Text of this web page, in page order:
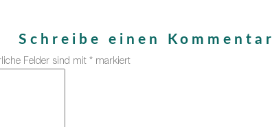
Schreibe einen Kommentar
Felder sind mit * markiert